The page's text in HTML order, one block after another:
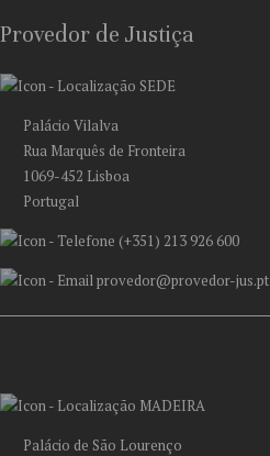
Provedor de Justiça
SEDE
Palácio Vilalva
Rua Marquês de Fronteira
1069-452 Lisboa
Portugal
(+351) 213 926 600
provedor@provedor-jus.pt
MADEIRA
Palácio de São Lourenço